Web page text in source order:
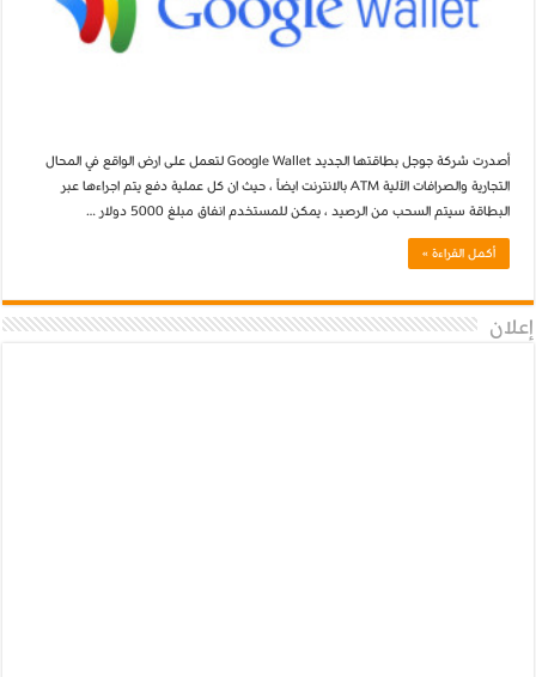
أصدرت شركة جوجل بطاقتها الجديد Google Wallet لتعمل على ارض الواقع في المحال
التجارية والصرافات الآلية ATM بالانترنت ايضاً ، حيث ان كل عملية دفع يتم اجراءها عبر
البطاقة سيتم السحب من الرصيد ، يمكن للمستخدم انفاق مبلغ 5000 دولار …
أكمل القراءة »
إعلان